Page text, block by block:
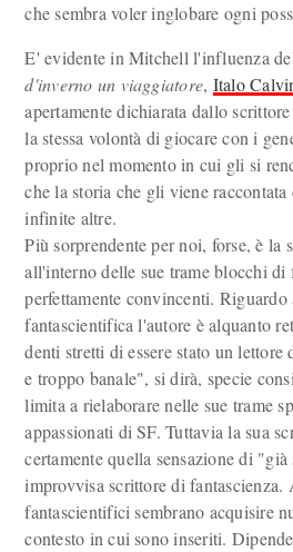
che sembra voler inglobare ogni
E' evidente in Mitchell l'influenza
d'inverno un viaggiatore, Italo
apertamente dichiarata dallo
la stessa volontà di giocare con i
proprio nel momento in cui gli si
che la storia che gli viene
infinite altre.
Più sorprendente per noi, forse, è la
all'interno delle sue trame blocchi di
perfettamente convincenti.
fantascientifica l'autore è alquanto
denti stretti di essere stato un
e troppo banale", si dirà, specie
limita a rielaborare nelle sue trame
appassionati di SF. Tuttavia la sua
certamente quella sensazione di
improvvisa scrittore di
fantascientifici sembrano acquisire
contesto in cui sono inseriti.